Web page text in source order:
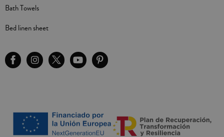
Bath Towels
Bed linen sheet